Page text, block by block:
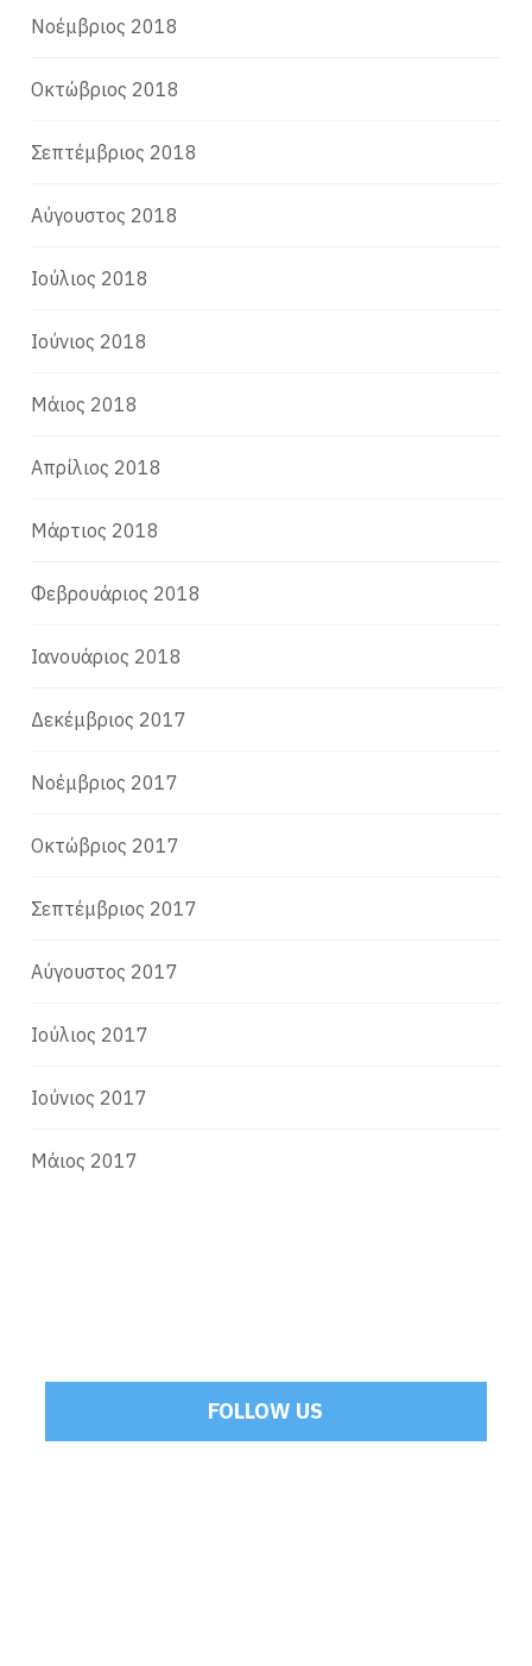
Νοέμβριος 2018
Οκτώβριος 2018
Σεπτέμβριος 2018
Αύγουστος 2018
Ιούλιος 2018
Ιούνιος 2018
Μάιος 2018
Απρίλιος 2018
Μάρτιος 2018
Φεβρουάριος 2018
Ιανουάριος 2018
Δεκέμβριος 2017
Νοέμβριος 2017
Οκτώβριος 2017
Σεπτέμβριος 2017
Αύγουστος 2017
Ιούλιος 2017
Ιούνιος 2017
Μάιος 2017
FOLLOW US